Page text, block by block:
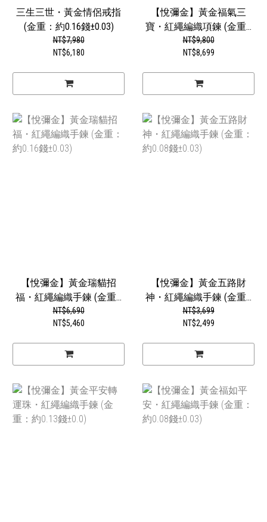
三生三世・黃金情侶戒指
(金重：約0.16錢±0.03)
NT$7,980
NT$6,180
【悅彌金】黃金福氣三
寶・紅繩編織項鍊 (金重...
NT$9,800
NT$8,699
【悅彌金】黃金瑞貓招
福・紅繩編織手鍊 (金重...
NT$6,690
NT$5,460
【悅彌金】黃金五路財
神・紅繩編織手鍊 (金重...
NT$3,699
NT$2,499